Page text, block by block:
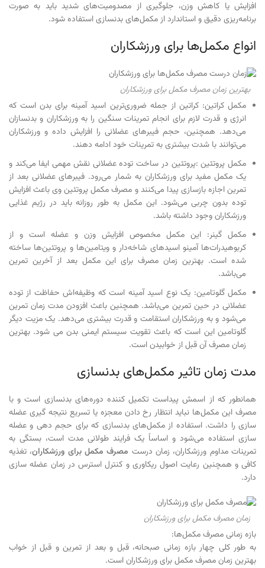
افزایش یا کاهش وزن، جلوگیری از مصدومیت‌های شدید باید به صورت
برنامه‌ریزی دقیق و استاندارد از مکمل‌های بدنسازی استفاده شود.
انواع مکمل‌ها برای ورزشکاران
بهترین زمان مصرف مکمل برای ورزشکاران
مکمل کراتین: کراتین از جمله ضروری‌ترین اسید آمینه برای بدن است که
انرژی و قدرت لازم برای انجام تمرینات سنگین را به ورزشکاران و بدنسازان
می‌دهد. همچنین، حجم فیبرهای عضلانی را افزایش داده و ورزشکاران
می‌توانند با شدت بیشتری به تمرینات خود ادامه دهند.
مکمل پروتئین :پروتئین در ساخت توده عضلانی نقش مهمی ایفا می‌کند و
یک مکمل مفید برای ورزشکاران به شمار می‌رود. فیبرهای عضلانی بعد از
تمرین اجازه بازسازی پیدا می‌کنند و مصرف مکمل پروتئین وی باعث افزایش
توده بدون چربی می‌شود. این مکمل به طور روزانه باید در رژیم غذایی
ورزشکاران وجود داشته باشد.
مکمل گینر: این مکمل مخصوص افزایش وزن و عضله است و از
کربوهیدرات‌ها آمینو اسیدهای شاخه‌دار و ویتامین‌ها و پروتئین‌ها ساخته
شده است. بهترین زمان مصرف برای این مکمل بعد از آخرین تمرین
می‌باشد.
مکمل گلوتامین: یک نوع اسید آمینه است که وظیفه‌اش حفاظت از توده
عضلانی در حین تمرین می‌باشد. همچنین باعث افزودن مدت زمان تمرین
می‌شود و به ورزشکاران استقامت و قدرت بیشتری می‌دهد. یک مزیت دیگر
گلوتامین این است که باعث تقویت سیستم ایمنی بدن می شود. بهترین
زمان مصرف آن قبل از خوابیدن است.
مدت زمان تاثیر مکمل‌های بدنسازی
همانطور که از اسمش پیداست تکمیل کننده دوره‌های بدنسازی است و با
مصرف این مکمل‌ها نباید انتظار رخ دادن معجزه یا تسریع نتیجه گیری عضله
سازی را داشت. استفاده از مکمل‌های بدنسازی که برای حجم دهی و عضله
سازی استفاده می‌شود و اساساً یک فرایند طولانی مدت است، بستگی به
تمرینات مداوم ورزشکاران، زمان درست مصرف مکمل برای ورزشکاران، تغذیه
کافی و همچنین رعایت اصول ریکاوری و کنترل استرس در زمان عضله سازی
دارد.
زمان مصرف مکمل برای ورزشکاران
بازه زمانی مصرف مکمل‌ها:
به طور کلی چهار بازه زمانی صبحانه، قبل و بعد از تمرین و قبل از خواب
بهترین زمان مصرف مکمل برای ورزشکاران است.